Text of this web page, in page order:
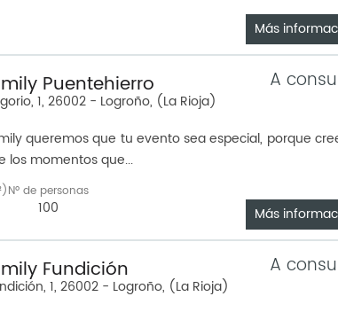
Más
Puentehierro A
1, 26002 - Logroño, (La Rioja)
queremos que tu evento sea especial, porque
los momentos que...
Nº de personas
100 Más
Fundición A
1, 26002 - Logroño, (La Rioja)